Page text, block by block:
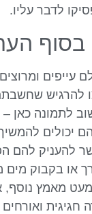
לדבר עליו.
עייפים
להרגיש
לתמונה כאן
יכולים
להעניק להם
או בקבוק
מאמץ
חגיגית